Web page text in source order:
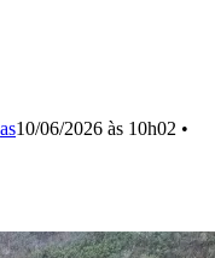
10/06/2026 às 10h02 •